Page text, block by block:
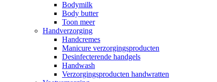
Bodymilk
Body butter
Toon meer
Handverzorging
Handcremes
Manicure verzorgingsproducten
Desinfecterende handgels
Handwash
Verzorgingsproducten handwratten